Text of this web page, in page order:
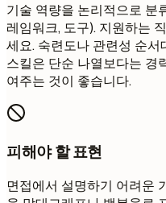
기술 역량을 논리적으로 분
레임워크, 도구). 지원하는
세요. 숙련도나 관련성 순
스킬은 단순 나열보다는 경
여주는 것이 좋습니다.
피해야 할 표현
면접에서 설명하기 어려운